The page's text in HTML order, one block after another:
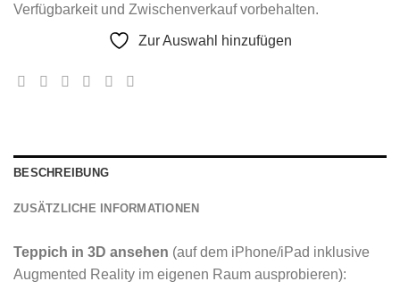
Verfügbarkeit und Zwischenverkauf vorbehalten.
Zur Auswahl hinzufügen
BESCHREIBUNG
ZUSÄTZLICHE INFORMATIONEN
Teppich in 3D ansehen (auf dem iPhone/iPad inklusive
Augmented Reality im eigenen Raum ausprobieren):